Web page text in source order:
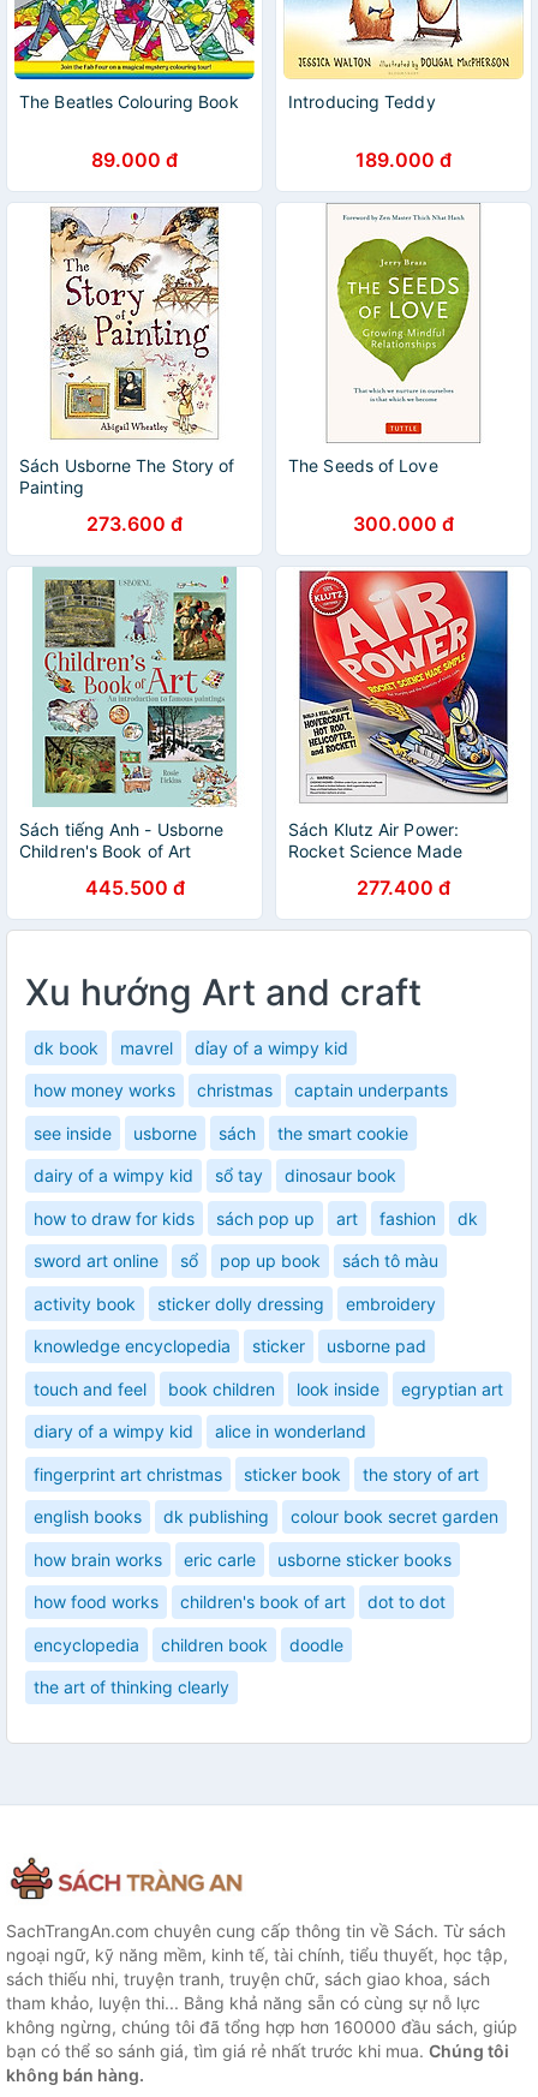
The Beatles Colouring Book
89.000 đ
Introducing Teddy
189.000 đ
Sách Usborne The Story of
Painting
273.600 đ
The Seeds of Love
300.000 đ
Sách tiếng Anh - Usborne
Children's Book of Art
445.500 đ
Sách Klutz Air Power:
Rocket Science Made
277.400 đ
Xu hướng Art and craft
dk book mavrel dỉay of a wimpy kid
how money works christmas captain underpants
see inside usborne sách the smart cookie
dairy of a wimpy kid sổ tay dinosaur book
how to draw for kids sách pop up art fashion dk
sword art online sổ pop up book sách tô màu
activity book sticker dolly dressing embroidery
knowledge encyclopedia sticker usborne pad
touch and feel book children look inside egryptian art
diary of a wimpy kid alice in wonderland
fingerprint art christmas sticker book the story of art
english books dk publishing colour book secret garden
how brain works eric carle usborne sticker books
how food works children's book of art dot to dot
encyclopedia children book doodle
the art of thinking clearly
SachTrangAn.com chuyên cung cấp thông tin về Sách. Từ sách
ngoại ngữ, kỹ năng mềm, kinh tế, tài chính, tiểu thuyết, học tập,
sách thiếu nhi, truyện tranh, truyện chữ, sách giao khoa, sách
tham khảo, luyện thi... Bằng khả năng sẵn có cùng sự nỗ lực
không ngừng, chúng tôi đã tổng hợp hơn 160000 đầu sách, giúp
bạn có thể so sánh giá, tìm giá rẻ nhất trước khi mua. Chúng tôi
không bán hàng.